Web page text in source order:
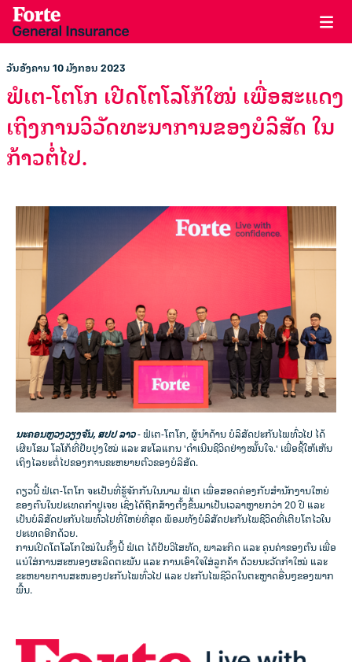
ວັນອັງຄານ 10 ມັງກອນ 2023
ຟໍເຕ-ໂຕໂກ ເປີດໂຕໂລໂກ້ໃໝ່ ເພື່ອສະແດງ
ເຖິງການວິວັດທະນາການຂອງບໍລິສັດ ໃນ
ກ້າວຕໍ່ໄປ.
ນະຄອນຫຼວງວຽງຈັນ, ສປປ ລາວ- ຟໍເຕ-ໂຕໂກ, ຜູ້ນຳດ້ານ ບໍລິສັດປະກັນໄພທົ່ວໄປ ໄດ້
ເຜີຍໂສມ ໂລໂກ້ທີ່ປັບປຸງໃໝ່ ແລະ ສະໂລແກນ 'ດໍາເນີນຊີວິດຢ່າງໝັ້ນໃຈ.' ເພື່ອຊີ້ໃຫ້ເຫັນ
ເຖິງໄລຍະຕໍ່ໄປຂອງການຂະຫຍາຍຕົວຂອງບໍລິສັດ.
ດຽວນີ້ ຟໍເຕ-ໂຕໂກ ຈະເປັນທີ່ຮູ້ຈັກກັນໃນນາມ ຟໍເຕ ເພື່ອສອດຄ່ອງກັບສໍານັກງານໃຫຍ່
ຂອງຕົນໃນປະເທດກໍາປູເຈຍ ເຊິ່ງໄດ້ຖືກສ້າງຕັ້ງຂຶ້ນມາເປັນເວລາຫຼາຍກວ່າ 20 ປີ ແລະ
ເປັນບໍລິສັດປະກັນໄພທົ່ວໄປທີ່ໃຫຍ່ທີ່ສຸດ ພ້ອມທັງບໍລິສັດປະກັນໄພຊີວິດທີ່ເຕີບໂຕໄວໃນ
ປະເທດອີກດ້ວຍ.
ການເປີດໂຕໂລໂກໃໝ່ໃນຄັ້ງນີ້ ຟໍເຕ ໄດ້ປັບວິໄສທັດ, ພາລະກິດ ແລະ ຄຸນຄ່າຂອງຕົນ ເພື່ອ
ແນ່ໃສ່ການສະໜອງຜະລິດຕະພັນ ແລະ ການເອົາໃຈໃສ່ລູກຄ້າ ດ້ວຍນະວັດກໍາໃໝ່ ແລະ
ຂະຫຍາຍການສະໜອງປະກັນໄພທົ່ວໄປ ແລະ ປະກັນໄພຊີວິດໃນຕະຫຼາດອື່ນໆຂອງພາກ
ພື້ນ.